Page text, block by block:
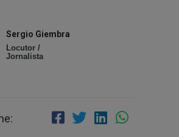
Sergio Giembra
Locutor /
Jornalista